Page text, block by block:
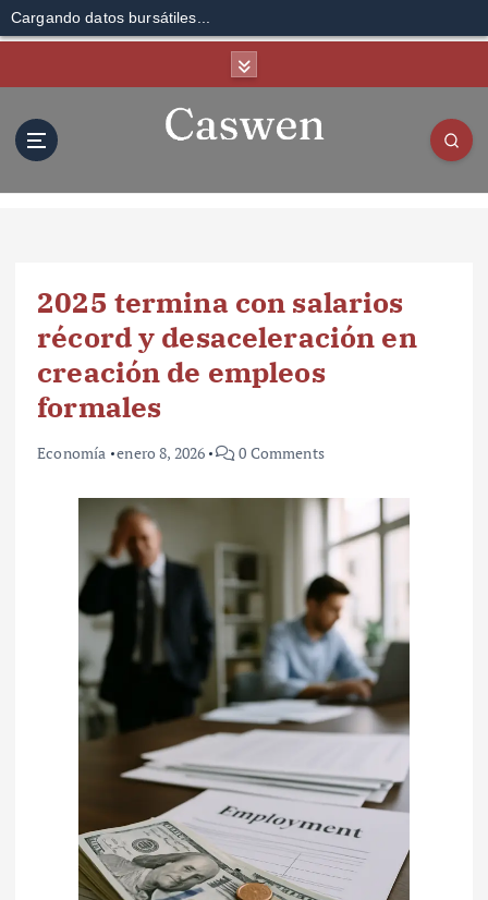
Cargando datos bursátiles...
2025 termina con salarios
récord y desaceleración en
creación de empleos
formales
Economía enero 8, 2026 0 Comments